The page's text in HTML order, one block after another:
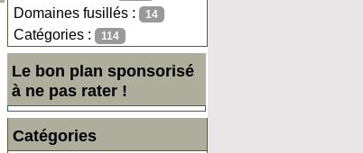
Domaines fusillés : 14
Catégories : 114
Le bon plan sponsorisé
à ne pas rater !
Catégories